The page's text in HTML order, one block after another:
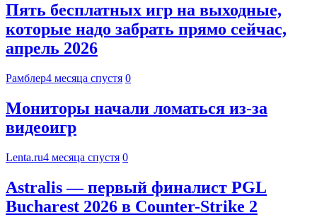
Пять бесплатных игр на выходные,
которые надо забрать прямо сейчас,
апрель 2026
Рамблер4 месяца спустя 0
Мониторы начали ломаться из-за
видеоигр
Lenta.ru4 месяца спустя 0
Astralis — первый финалист PGL
Bucharest 2026 в Counter-Strike 2